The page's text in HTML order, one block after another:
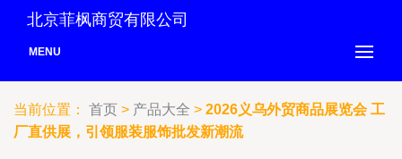
北京菲枫商贸有限公司
MENU
当前位置： 首页 > 产品大全 > 2026义乌外贸商品展览会 工
厂直供展，引领服装服饰批发新潮流